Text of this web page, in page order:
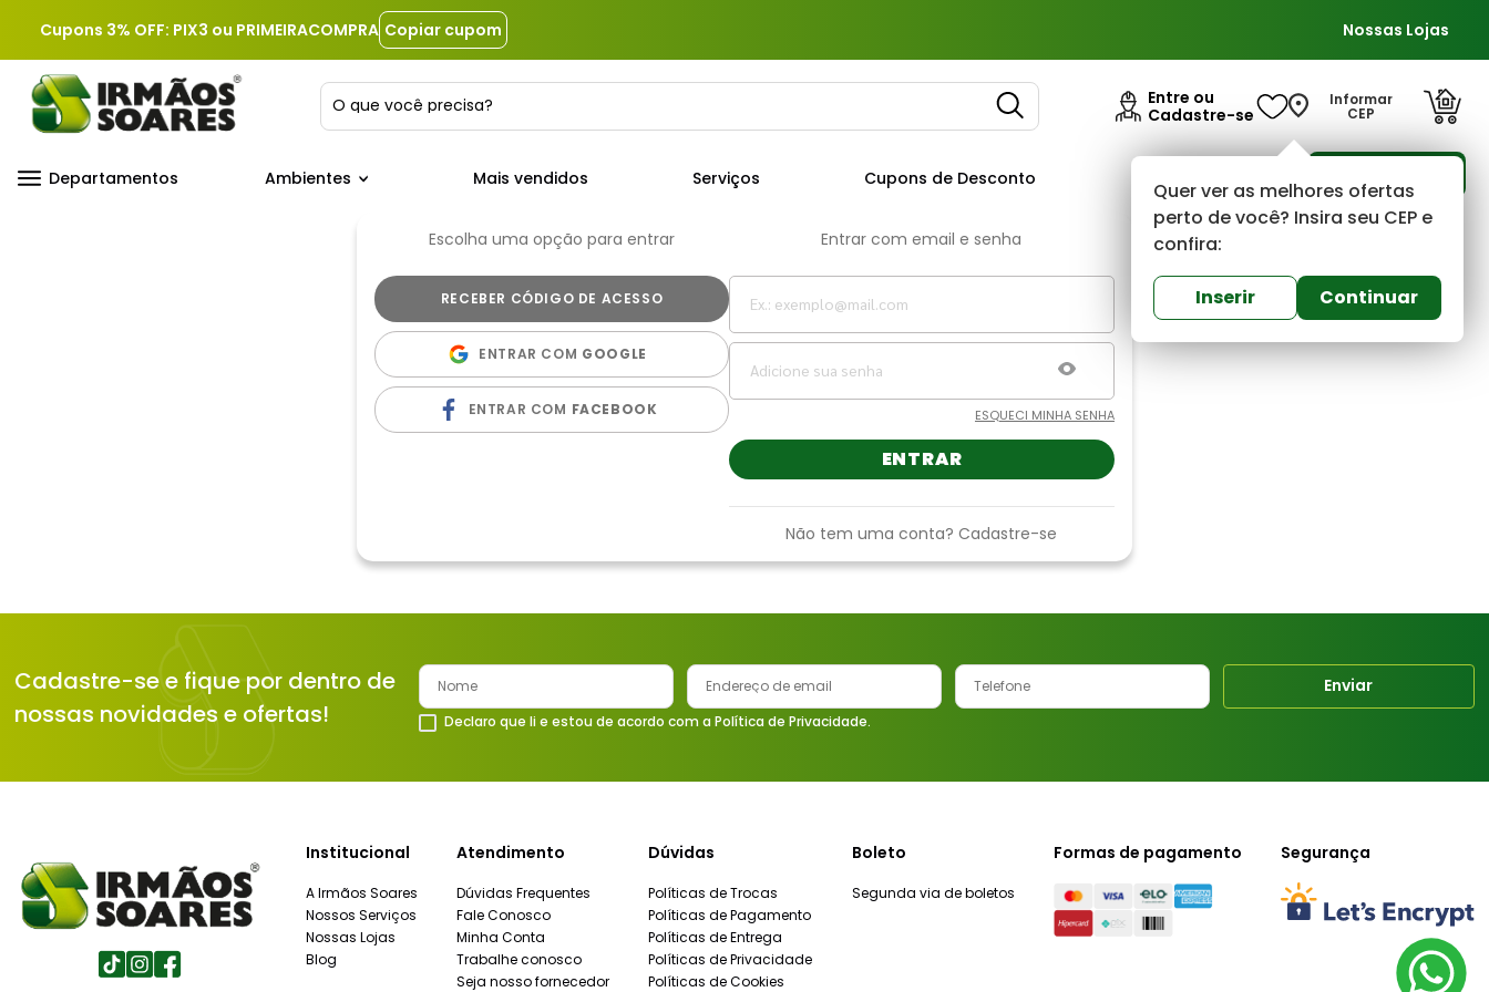
Cupons 3% OFF: PIX3 ou PRIMEIRACOMPRA Copiar cupom Nossas Lojas
O que você precisa?
Entre ou
Cadastre-se
Informar
CEP
Quer ver as melhores ofertas
perto de você? Insira seu CEP e
confira:
Inserir Continuar
Departamentos Ambientes Mais vendidos Serviços Cupons de Desconto
Escolha uma opção para entrar
ENTRAR COM GOOGLE
ENTRAR COM FACEBOOK
Entrar com email e senha
ESQUECI MINHA SENHA
ENTRAR
Não tem uma conta? Cadastre-se
Cadastre-se e fique por dentro de
nossas novidades e ofertas!
Enviar
Declaro que li e estou de acordo com a Política de Privacidade.
Institucional
A Irmãos Soares
Nossos Serviços
Nossas Lojas
Blog
Atendimento
Dúvidas Frequentes
Fale Conosco
Minha Conta
Trabalhe conosco
Seja nosso fornecedor
Dúvidas
Políticas de Trocas
Políticas de Pagamento
Políticas de Entrega
Políticas de Privacidade
Políticas de Cookies
Boleto
Segunda via de boletos
Formas de pagamento Segurança
2º
porcelanato
3º
porta
5º
argamassa
6º
telha
7º
cimento